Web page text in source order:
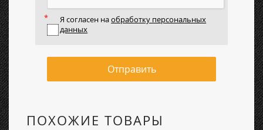
Я согласен наобработку персональных
данных
Отправить
ПОХОЖИЕ ТОВАРЫ